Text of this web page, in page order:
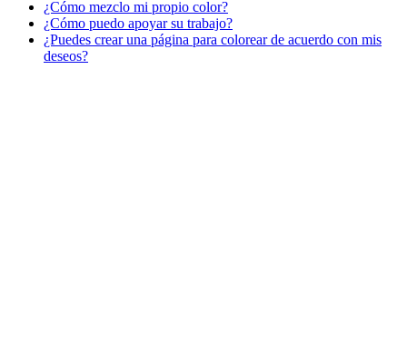
Libros para colorear para niños
Nezaradené
¿Cómo mezclo mi propio color?
¿Cómo puedo apoyar su trabajo?
¿Puedes crear una página para colorear de acuerdo con mis
deseos?